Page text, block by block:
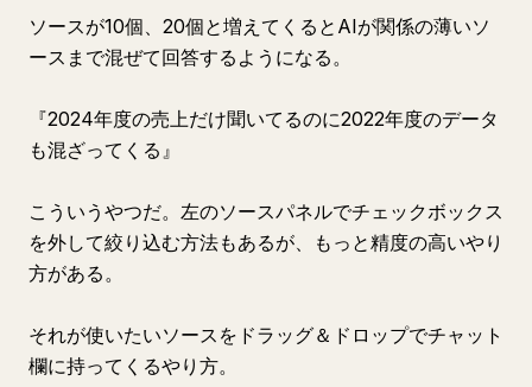
ソースが10個、20個と増えてくるとAIが関係の薄いソ
ースまで混ぜて回答するようになる。
『2024年度の売上だけ聞いてるのに2022年度のデータ
も混ざってくる』
こういうやつだ。左のソースパネルでチェックボックス
を外して絞り込む方法もあるが、もっと精度の高いやり
方がある。
それが使いたいソースをドラッグ＆ドロップでチャット
欄に持ってくるやり方。